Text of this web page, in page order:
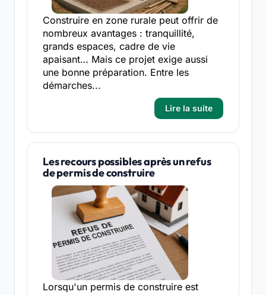
Construire en zone rurale peut offrir de
nombreux avantages : tranquillité,
grands espaces, cadre de vie
apaisant… Mais ce projet exige aussi
une bonne préparation. Entre les
démarches...
Lire la suite
Les recours possibles après un refus
de permis de construire
Lorsqu'un permis de construire est